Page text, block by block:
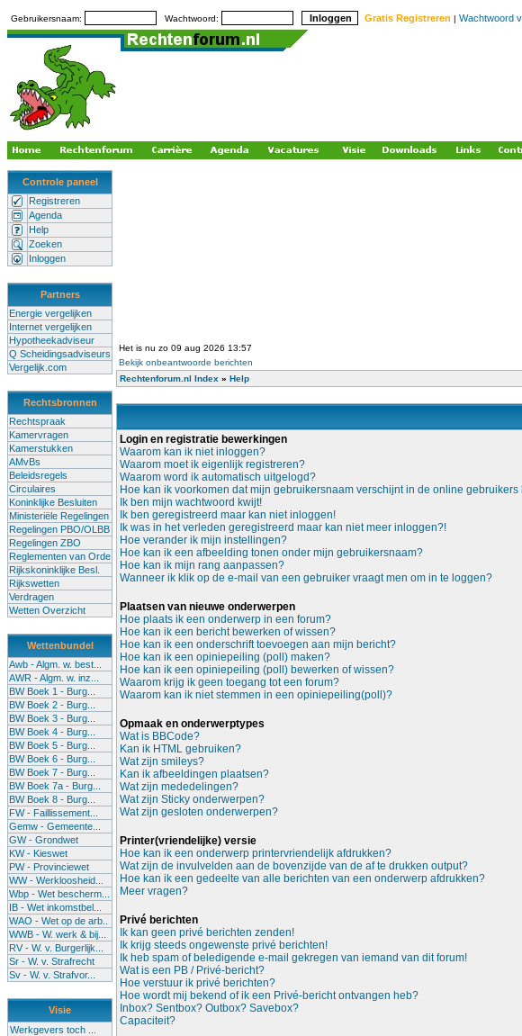
Gebruikersnaam: Wachtwoord: Gratis Registreren | Wachtwoord
Controle paneel
Registreren
Agenda
Help
Zoeken
Inloggen
Partners
Energie vergelijken
Internet vergelijken
Hypotheekadviseur
Q Scheidingsadviseurs
Vergelijk.com
Rechtsbronnen
Rechtspraak
Kamervragen
Kamerstukken
AMvBs
Beleidsregels
Circulaires
Koninklijke Besluiten
Ministeriële Regelingen
Regelingen PBO/OLBB
Regelingen ZBO
Reglementen van Orde
Rijkskoninklijke Besl.
Rijkswetten
Verdragen
Wetten Overzicht
Wettenbundel
Awb - Algm. w. best...
AWR - Algm. w. inz...
BW Boek 1 - Burg...
BW Boek 2 - Burg...
BW Boek 3 - Burg...
BW Boek 4 - Burg...
BW Boek 5 - Burg...
BW Boek 6 - Burg...
BW Boek 7 - Burg...
BW Boek 7a - Burg...
BW Boek 8 - Burg...
FW - Faillissement...
Gemw - Gemeente...
GW - Grondwet
KW - Kieswet
PW - Provinciewet
WW - Werkloosheid...
Wbp - Wet bescherm...
IB - Wet inkomstbel...
WAO - Wet op de arb..
WWB - W. werk & bij...
RV - W. v. Burgerlijk...
Sr - W. v. Strafrecht
Sv - W. v. Strafvor...
Visie
Werkgevers toch ...
Het is nu zo 09 aug 2026 13:57
Bekijk onbeantwoorde berichten
Rechtenforum.nl Index » Help
Login en registratie bewerkingen
Waarom kan ik niet inloggen?
Waarom moet ik eigenlijk registreren?
Waarom word ik automatisch uitgelogd?
Hoe kan ik voorkomen dat mijn gebruikersnaam verschijnt in de online gebruikers
Ik ben mijn wachtwoord kwijt!
Ik ben geregistreerd maar kan niet inloggen!
Ik was in het verleden geregistreerd maar kan niet meer inloggen?!
Hoe verander ik mijn instellingen?
Hoe kan ik een afbeelding tonen onder mijn gebruikersnaam?
Hoe kan ik mijn rang aanpassen?
Wanneer ik klik op de e-mail van een gebruiker vraagt men om in te loggen?
Plaatsen van nieuwe onderwerpen
Hoe plaats ik een onderwerp in een forum?
Hoe kan ik een bericht bewerken of wissen?
Hoe kan ik een onderschrift toevoegen aan mijn bericht?
Hoe kan ik een opiniepeiling (poll) maken?
Hoe kan ik een opiniepeiling (poll) bewerken of wissen?
Waarom krijg ik geen toegang tot een forum?
Waarom kan ik niet stemmen in een opiniepeiling(poll)?
Opmaak en onderwerptypes
Wat is BBCode?
Kan ik HTML gebruiken?
Wat zijn smileys?
Kan ik afbeeldingen plaatsen?
Wat zijn mededelingen?
Wat zijn Sticky onderwerpen?
Wat zijn gesloten onderwerpen?
Printer(vriendelijke) versie
Hoe kan ik een onderwerp printervriendelijk afdrukken?
Wat zijn de invulvelden aan de bovenzijde van de af te drukken output?
Hoe kan ik een gedeelte van alle berichten van een onderwerp afdrukken?
Meer vragen?
Privé berichten
Ik kan geen privé berichten zenden!
Ik krijg steeds ongewenste privé berichten!
Ik heb spam of beledigende e-mail gekregen van iemand van dit forum!
Wat is een PB / Privé-bericht?
Hoe verstuur ik privé berichten?
Hoe wordt mij bekend of ik een Privé-bericht ontvangen heb?
Inbox? Sentbox? Outbox? Savebox?
Capaciteit?